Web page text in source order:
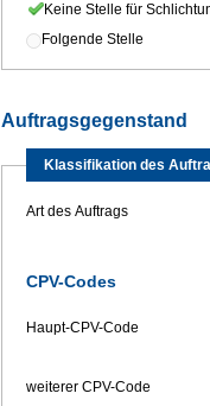
Keine Stelle für
Folgende Stelle
Auftragsgegenstand
Klassifikation des
Art des Auftrags
CPV-Codes
Haupt-CPV-Code
weiterer CPV-Code